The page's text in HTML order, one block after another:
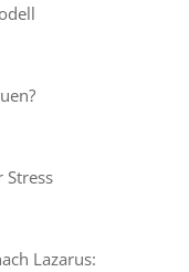
Stress
Lazarus: